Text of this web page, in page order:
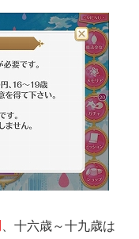
、十六歳～十九歳は